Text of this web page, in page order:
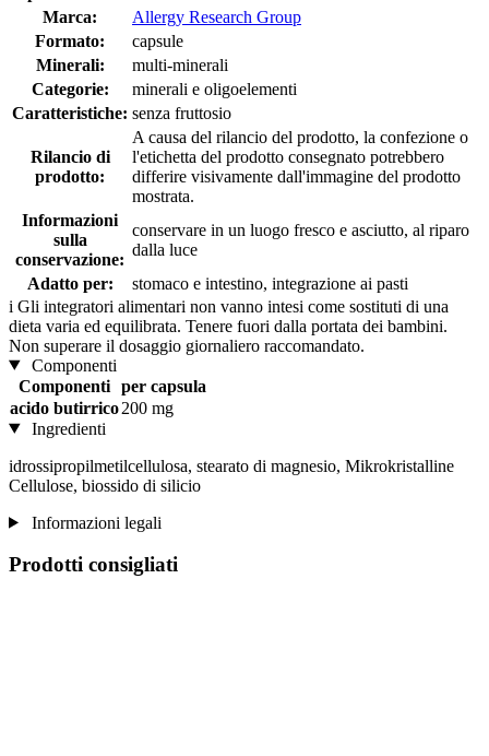
Marca:
Allergy Research Group
Formato:
capsule
Minerali:
multi-minerali
Categorie:
minerali e oligoelementi
Caratteristiche: senza fruttosio
Rilancio di
prodotto:
A causa del rilancio del prodotto, la confezione o
l'etichetta del prodotto consegnato potrebbero
differire visivamente dall'immagine del prodotto
mostrata.
Informazioni
sulla
conservazione:
conservare in un luogo fresco e asciutto, al riparo
dalla luce
Adatto per:
stomaco e intestino, integrazione ai pasti
i Gli integratori alimentari non vanno intesi come sostituti di una
dieta varia ed equilibrata. Tenere fuori dalla portata dei bambini.
Non superare il dosaggio giornaliero raccomandato.
Componenti
Componenti per capsula
acido butirrico200 mg
Ingredienti
idrossipropilmetilcellulosa, stearato di magnesio, Mikrokristalline
Cellulose, biossido di silicio
Informazioni legali
Prodotti consigliati